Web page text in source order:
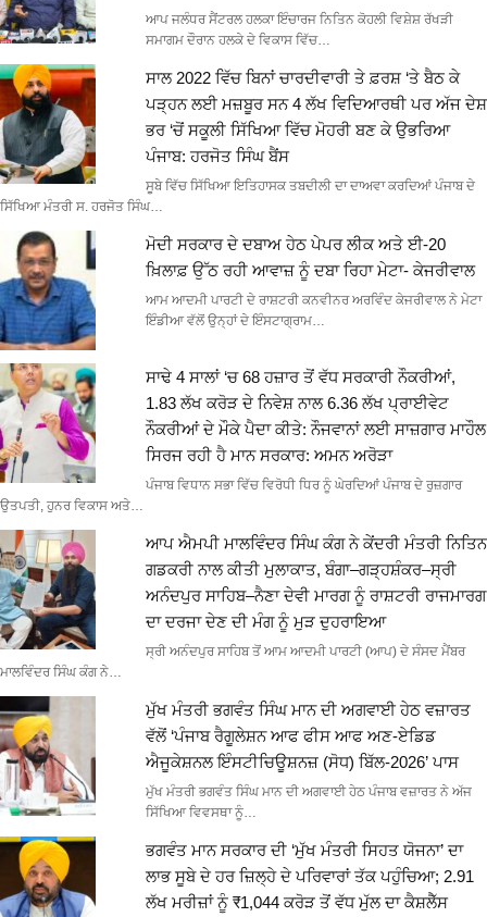
ਆਪ ਜਲੰਧਰ ਸੈਂਟਰਲ ਹਲਕਾ ਇੰਚਾਰਜ ਨਿਤਿਨ ਕੋਹਲੀ ਵਿਸ਼ੇਸ਼ ਰੱਖੜੀ
ਸਮਾਗਮ ਦੌਰਾਨ ਹਲਕੇ ਦੇ ਵਿਕਾਸ ਵਿੱਚ…
ਸਾਲ 2022 ਵਿੱਚ ਬਿਨਾਂ ਚਾਰਦੀਵਾਰੀ ਤੇ ਫ਼ਰਸ਼ ‘ਤੇ ਬੈਠ ਕੇ
ਪੜ੍ਹਨ ਲਈ ਮਜ਼ਬੂਰ ਸਨ 4 ਲੱਖ ਵਿਦਿਆਰਥੀ ਪਰ ਅੱਜ ਦੇਸ਼
ਭਰ ‘ਚੋਂ ਸਕੂਲੀ ਸਿੱਖਿਆ ਵਿੱਚ ਮੋਹਰੀ ਬਣ ਕੇ ਉਭਰਿਆ
ਪੰਜਾਬ: ਹਰਜੋਤ ਸਿੰਘ ਬੈਂਸ
ਸੂਬੇ ਵਿੱਚ ਸਿੱਖਿਆ ਇਤਿਹਾਸਕ ਤਬਦੀਲੀ ਦਾ ਦਾਅਵਾ ਕਰਦਿਆਂ ਪੰਜਾਬ ਦੇ
ਸਿੱਖਿਆ ਮੰਤਰੀ ਸ. ਹਰਜੋਤ ਸਿੰਘ…
ਮੋਦੀ ਸਰਕਾਰ ਦੇ ਦਬਾਅ ਹੇਠ ਪੇਪਰ ਲੀਕ ਅਤੇ ਈ-20
ਖ਼ਿਲਾਫ਼ ਉੱਠ ਰਹੀ ਆਵਾਜ਼ ਨੂੰ ਦਬਾ ਰਿਹਾ ਮੇਟਾ- ਕੇਜਰੀਵਾਲ
ਆਮ ਆਦਮੀ ਪਾਰਟੀ ਦੇ ਰਾਸ਼ਟਰੀ ਕਨਵੀਨਰ ਅਰਵਿੰਦ ਕੇਜਰੀਵਾਲ ਨੇ ਮੇਟਾ
ਇੰਡੀਆ ਵੱਲੋਂ ਉਨ੍ਹਾਂ ਦੇ ਇੰਸਟਾਗ੍ਰਾਮ…
ਸਾਢੇ 4 ਸਾਲਾਂ ‘ਚ 68 ਹਜ਼ਾਰ ਤੋਂ ਵੱਧ ਸਰਕਾਰੀ ਨੌਕਰੀਆਂ,
1.83 ਲੱਖ ਕਰੋੜ ਦੇ ਨਿਵੇਸ਼ ਨਾਲ 6.36 ਲੱਖ ਪ੍ਰਾਈਵੇਟ
ਨੌਕਰੀਆਂ ਦੇ ਮੌਕੇ ਪੈਦਾ ਕੀਤੇ: ਨੌਜਵਾਨਾਂ ਲਈ ਸਾਜ਼ਗਾਰ ਮਾਹੌਲ
ਸਿਰਜ ਰਹੀ ਹੈ ਮਾਨ ਸਰਕਾਰ: ਅਮਨ ਅਰੋੜਾ
ਪੰਜਾਬ ਵਿਧਾਨ ਸਭਾ ਵਿੱਚ ਵਿਰੋਧੀ ਧਿਰ ਨੂੰ ਘੇਰਦਿਆਂ ਪੰਜਾਬ ਦੇ ਰੁਜ਼ਗਾਰ
ਉਤਪਤੀ, ਹੁਨਰ ਵਿਕਾਸ ਅਤੇ…
ਆਪ ਐਮਪੀ ਮਾਲਵਿੰਦਰ ਸਿੰਘ ਕੰਗ ਨੇ ਕੇਂਦਰੀ ਮੰਤਰੀ ਨਿਤਿਨ
ਗਡਕਰੀ ਨਾਲ ਕੀਤੀ ਮੁਲਾਕਾਤ, ਬੰਗਾ–ਗੜ੍ਹਸ਼ੰਕਰ–ਸ੍ਰੀ
ਅਨੰਦਪੁਰ ਸਾਹਿਬ–ਨੈਣਾ ਦੇਵੀ ਮਾਰਗ ਨੂੰ ਰਾਸ਼ਟਰੀ ਰਾਜਮਾਰਗ
ਦਾ ਦਰਜਾ ਦੇਣ ਦੀ ਮੰਗ ਨੂੰ ਮੁੜ ਦੁਹਰਾਇਆ
ਸ੍ਰੀ ਅਨੰਦਪੁਰ ਸਾਹਿਬ ਤੋਂ ਆਮ ਆਦਮੀ ਪਾਰਟੀ (ਆਪ) ਦੇ ਸੰਸਦ ਮੈਂਬਰ
ਮਾਲਵਿੰਦਰ ਸਿੰਘ ਕੰਗ ਨੇ…
ਮੁੱਖ ਮੰਤਰੀ ਭਗਵੰਤ ਸਿੰਘ ਮਾਨ ਦੀ ਅਗਵਾਈ ਹੇਠ ਵਜ਼ਾਰਤ
ਵੱਲੋਂ ‘ਪੰਜਾਬ ਰੈਗੂਲੇਸ਼ਨ ਆਫ ਫੀਸ ਆਫ ਅਣ-ਏਡਿਡ
ਐਜੂਕੇਸ਼ਨਲ ਇੰਸਟੀਚਿਊਸ਼ਨਜ਼ (ਸੋਧ) ਬਿੱਲ-2026’ ਪਾਸ
ਮੁੱਖ ਮੰਤਰੀ ਭਗਵੰਤ ਸਿੰਘ ਮਾਨ ਦੀ ਅਗਵਾਈ ਹੇਠ ਪੰਜਾਬ ਵਜ਼ਾਰਤ ਨੇ ਅੱਜ
ਸਿੱਖਿਆ ਵਿਵਸਥਾ ਨੂੰ…
ਭਗਵੰਤ ਮਾਨ ਸਰਕਾਰ ਦੀ ‘ਮੁੱਖ ਮੰਤਰੀ ਸਿਹਤ ਯੋਜਨਾ’ ਦਾ
ਲਾਭ ਸੂਬੇ ਦੇ ਹਰ ਜ਼ਿਲ੍ਹੇ ਦੇ ਪਰਿਵਾਰਾਂ ਤੱਕ ਪਹੁੰਚਿਆ; 2.91
ਲੱਖ ਮਰੀਜ਼ਾਂ ਨੂੰ ₹1,044 ਕਰੋੜ ਤੋਂ ਵੱਧ ਮੁੱਲ ਦਾ ਕੈਸ਼ਲੈੱਸ